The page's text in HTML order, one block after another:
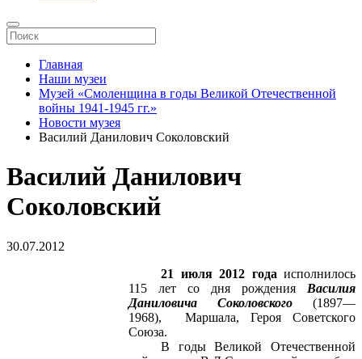
Главная
Наши музеи
Музей «Смоленщина в годы Великой Отечественной
войны 1941-1945 гг.»
Новости музея
Василий Данилович Соколовский
Василий Данилович
Соколовский
30.07.2012
21 июля 2012 года исполнилось
115 лет со дня рождения Василия
Даниловича Соколовского (1897—
1968), Маршала, Героя Советского
Союза.
В годы Великой Отечественной